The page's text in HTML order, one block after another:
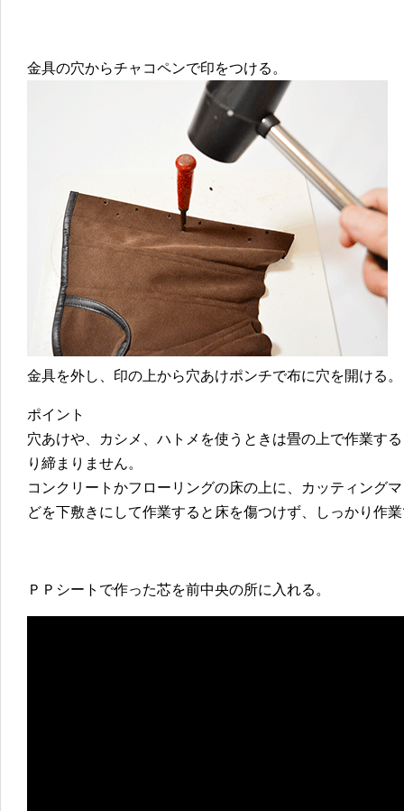
金具の穴からチャコペンで印をつける。
金具を外し、印の上から穴あけポンチで布に穴を開ける。
ポイント
穴あけや、カシメ、ハトメを使うときは畳の上で作業す
り締まりません。
コンクリートかフローリングの床の上に、カッティング
どを下敷きにして作業すると床を傷つけず、しっかり作
ＰＰシートで作った芯を前中央の所に入れる。